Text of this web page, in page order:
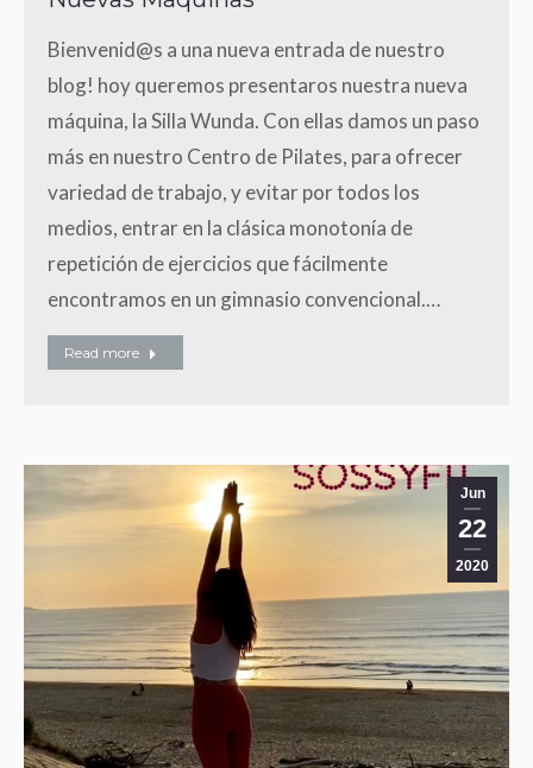
Bienvenid@s a una nueva entrada de nuestro
blog! hoy queremos presentaros nuestra nueva
máquina, la Silla Wunda. Con ellas damos un paso
más en nuestro Centro de Pilates, para ofrecer
variedad de trabajo, y evitar por todos los
medios, entrar en la clásica monotonía de
repetición de ejercicios que fácilmente
encontramos en un gimnasio convencional.…
Read more
Jun
22
2020